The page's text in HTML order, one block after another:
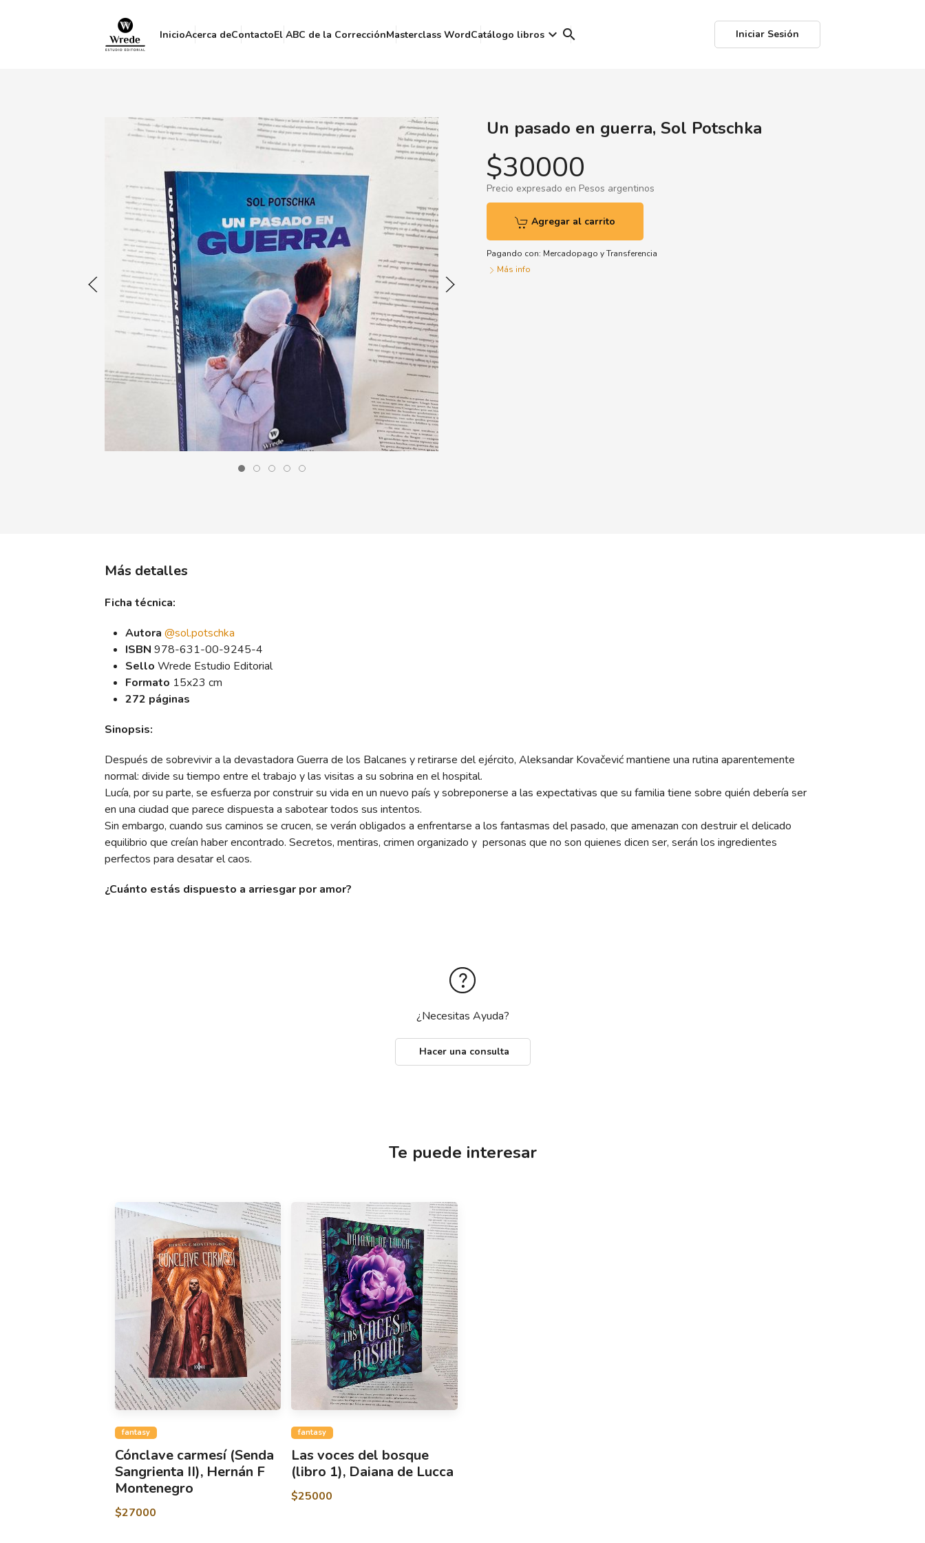
InicioAcerca deContactoEl ABC de la CorrecciónMasterclass WordCatálogo libros keyboard_arrow_down search Iniciar Sesión
Un pasado en guerra, Sol Potschka
$30000
Precio expresado en Pesos argentinos
Agregar al carrito
Pagando con: Mercadopago yTransferencia
Más info
Más detalles
Ficha técnica:
Autora@sol.potschka
ISBN 978-631-00-9245-4
Sello Wrede Estudio Editorial
Formato 15x23 cm
272 páginas
Sinopsis:
Después de sobrevivir a la devastadora Guerra de los Balcanes y retirarse del ejército, Aleksandar Kovačević mantiene una rutina aparentemente
normal: divide su tiempo entre el trabajo y las visitas a su sobrina en el hospital.
Lucía, por su parte, se esfuerza por construir su vida en un nuevo país y sobreponerse a las expectativas que su familia tiene sobre quién debería ser
en una ciudad que parece dispuesta a sabotear todos sus intentos.
Sin embargo, cuando sus caminos se crucen, se verán obligados a enfrentarse a los fantasmas del pasado, que amenazan con destruir el delicado
equilibrio que creían haber encontrado. Secretos, mentiras, crimen organizado y personas que no son quienes dicen ser, serán los ingredientes
perfectos para desatar el caos.
¿Cuánto estás dispuesto a arriesgar por amor?
¿Necesitas Ayuda?
Hacer una consulta
Te puede interesar
fantasy
Cónclave carmesí (Senda
Sangrienta II), Hernán F
Montenegro
$27000
fantasy
Las voces del bosque
(libro 1), Daiana de Lucca
$25000